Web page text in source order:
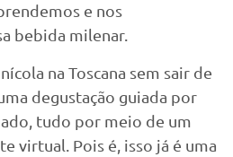
e nos
bebida milenar.
na Toscana sem sair de
degustação guiada por
tudo por meio de um
virtual. Pois é, isso já é uma